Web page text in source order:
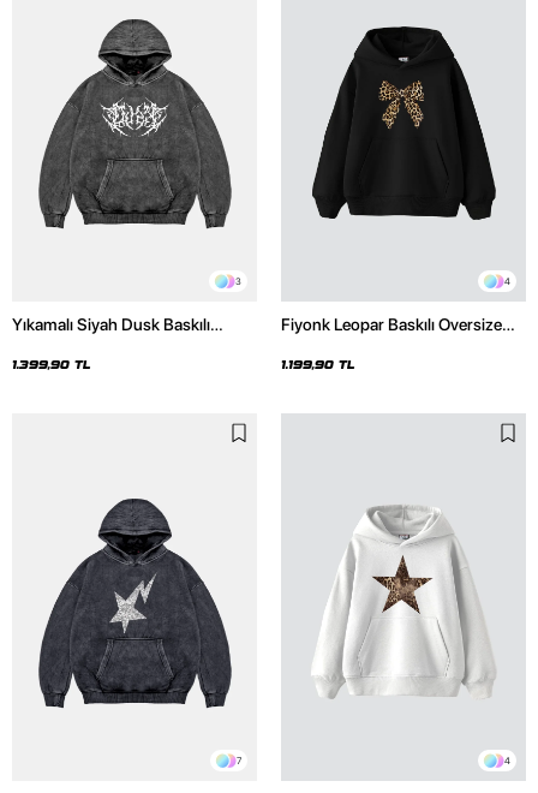
3
Yıkamalı Siyah Dusk Baskılı
1.399,90 TL
4
Fiyonk Leopar Baskılı Oversize
1.199,90 TL
7 4